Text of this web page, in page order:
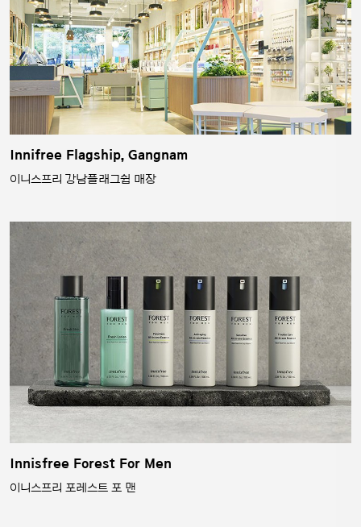
Innifree Flagship, Gangnam
이니스프리 강남플래그쉽 매장
Innisfree Forest For Men
이니스프리 포레스트 포 맨